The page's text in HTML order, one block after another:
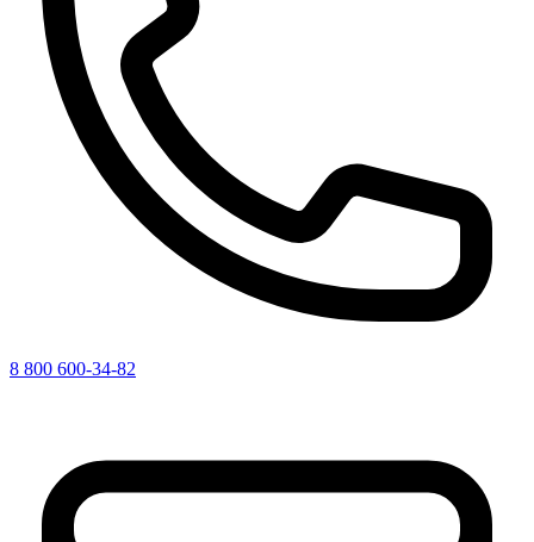
8 800 600-34-82